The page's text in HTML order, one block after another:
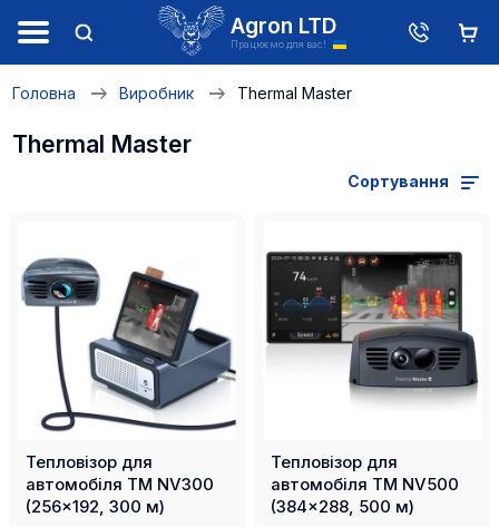
Agron LTD
Працюємо для вас!
Головна Виробник Thermal Master
Thermal Master
Сортування
Тепловізор для
автомобіля TM NV300
(256x192, 300 м)
Тепловізор для
автомобіля TM NV500
(384x288, 500 м)